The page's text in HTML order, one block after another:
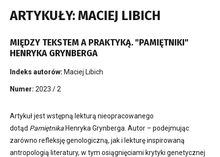
ARTYKUŁY: MACIEJ LIBICH
MIĘDZY TEKSTEM A PRAKTYKĄ. "PAMIĘTNIKI"
HENRYKA GRYNBERGA
Indeks autorów: Maciej Libich
Numer: 2023 / 2
Artykuł jest wstępną lekturą nieopracowanego
dotąd Pamiętnika Henryka Grynberga. Autor – podejmując
zarówno refleksję genologiczną, jak i lekturę inspirowaną
antropologią literatury, w tym osiągnięciami krytyki genetycznej